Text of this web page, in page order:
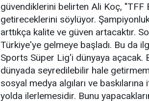
güvendiklerini belirten Ali Koç, "TFF
getireceklerini söylüyor.
arttıkça kalite ve güven artacaktır.
Türkiye'ye gelmeye başladı. Bu da
Sports Süper Lig'i dünyaya açacak.
dünyada seyredilebilir hale
sosyal medya algıları ve
yolda ilerlemesidir. Bunu